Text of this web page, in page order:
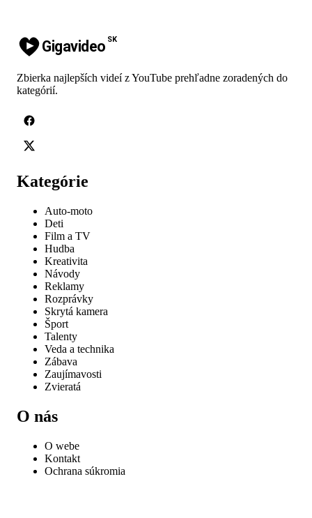
Gigavideo SK
Zbierka najlepších videí z YouTube prehľadne zoradených do
kategórií.
Kategórie
Auto-moto
Deti
Film a TV
Hudba
Kreativita
Návody
Reklamy
Rozprávky
Skrytá kamera
Šport
Talenty
Veda a technika
Zábava
Zaujímavosti
Zvieratá
O nás
O webe
Kontakt
Ochrana súkromia